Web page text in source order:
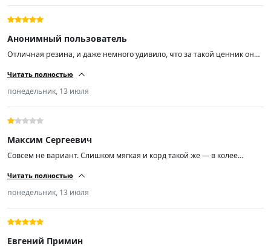
Анонимный пользователь
Отличная резина, и даже немного удивило, что за такой ценник она
дождём держит дорогу отлично. Очень мягкая, не шумит. На солярис
встала как надо. Минусов пока не заметил.
Читать полностью
понедельник, 13 июля
Максим Сергеевич
Совсем не вариант. Слишком мягкая и корд такой же — в колее
нормальное.
Читать полностью
понедельник, 13 июля
Евгений Примин